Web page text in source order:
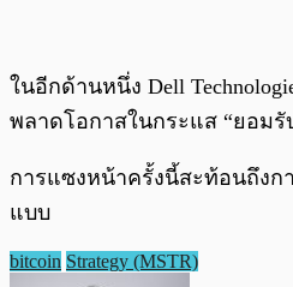
ในอีกด้านหนึ่ง Dell
พลาดโอกาสในกระแส “ยอม
การแซงหน้าครั้งนี้สะท้อนถึงก
แบบ
bitcoin Strategy (MSTR)